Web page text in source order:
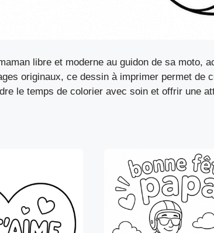
libre et moderne au guidon de sa moto,
originaux, ce dessin à imprimer permet de
le temps de colorier avec soin et offrir une